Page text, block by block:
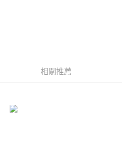
證，即可結帳。
再付款。
額後，即可完成結帳。
相關推薦